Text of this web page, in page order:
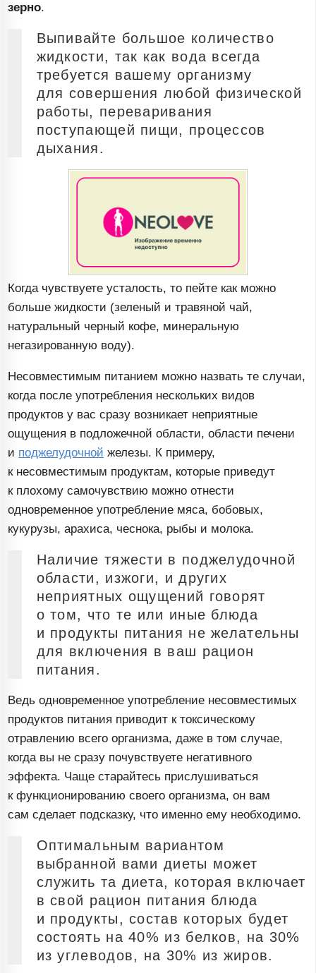
зерно.
Выпивайте большое количество
жидкости, так как вода всегда
требуется вашему организму
для совершения любой физической
работы, переваривания
поступающей пищи, процессов
дыхания.
Когда чувствуете усталость, то пейте как можно
больше жидкости (зеленый и травяной чай,
натуральный черный кофе, минеральную
негазированную воду).
Несовместимым питанием можно назвать те случаи,
когда после употребления нескольких видов
продуктов у вас сразу возникает неприятные
ощущения в подложечной области, области печени
и поджелудочной железы. К примеру,
к несовместимым продуктам, которые приведут
к плохому самочувствию можно отнести
одновременное употребление мяса, бобовых,
кукурузы, арахиса, чеснока, рыбы и молока.
Наличие тяжести в поджелудочной
области, изжоги, и других
неприятных ощущений говорят
о том, что те или иные блюда
и продукты питания не желательны
для включения в ваш рацион
питания.
Ведь одновременное употребление несовместимых
продуктов питания приводит к токсическому
отравлению всего организма, даже в том случае,
когда вы не сразу почувствуете негативного
эффекта. Чаще старайтесь прислушиваться
к функционированию своего организма, он вам
сам сделает подсказку, что именно ему необходимо.
Оптимальным вариантом
выбранной вами диеты может
служить та диета, которая включает
в свой рацион питания блюда
и продукты, состав которых будет
состоять на 40% из белков, на 30%
из углеводов, на 30% из жиров.